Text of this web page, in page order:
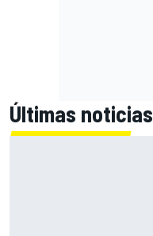
Últimas noticias